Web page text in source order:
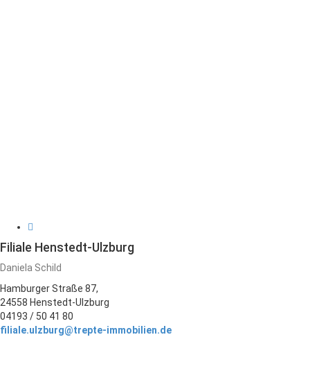
Filiale Henstedt-Ulzburg
Daniela Schild
Hamburger Straße 87,
24558 Henstedt-Ulzburg
04193 / 50 41 80
filiale.ulzburg@trepte-immobilien.de